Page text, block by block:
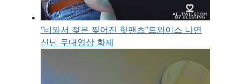
“비와서 젖은 찢어진 핫팬츠”트와이스 나연
신난 무대영상 화제